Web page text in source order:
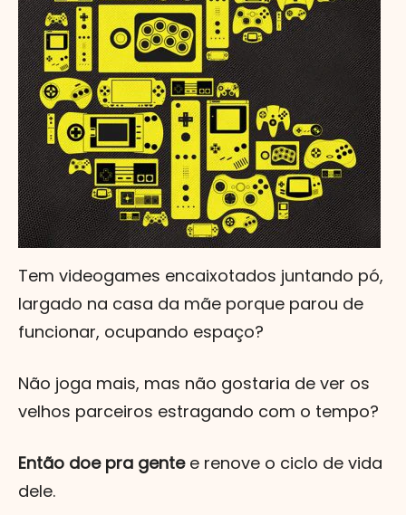
Tem videogames encaixotados juntando pó,
largado na casa da mãe porque parou de
funcionar, ocupando espaço?
Não joga mais, mas não gostaria de ver os
velhos parceiros estragando com o tempo?
Então doe pra gentee renove o ciclo de vida
dele.